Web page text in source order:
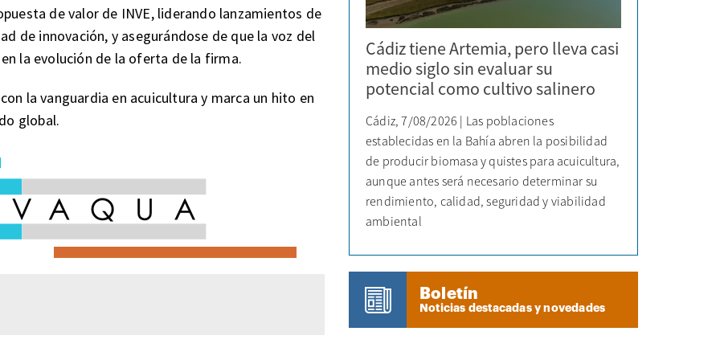
de valor de INVE, liderando lanzamientos de
de innovación, y asegurándose de que la voz del
la evolución de la oferta de la firma.
la vanguardia en acuicultura y marca un hito en
global.
Cádiz tiene Artemia, pero lleva casi
medio siglo sin evaluar su
potencial como cultivo salinero
Cádiz, 7/08/2026 | Las poblaciones
establecidas en la Bahía abren la posibilidad
de producir biomasa y quistes para acuicultura,
aunque antes será necesario determinar su
rendimiento, calidad, seguridad y viabilidad
ambiental
Boletín
Noticias destacadas y novedades